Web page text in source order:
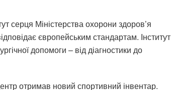
серця Міністерства охорони здоров’я
європейським стандартам. Інститут
допомоги – від діагностики до
отримав новий спортивний інвентар.